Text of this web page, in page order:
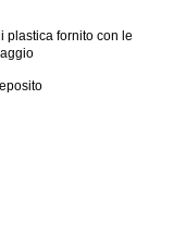
plastica fornito con le